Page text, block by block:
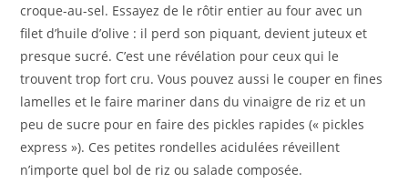
croque-au-sel. Essayez de le rôtir entier au four avec un
filet d’huile d’olive : il perd son piquant, devient juteux et
presque sucré. C’est une révélation pour ceux qui le
trouvent trop fort cru. Vous pouvez aussi le couper en fines
lamelles et le faire mariner dans du vinaigre de riz et un
peu de sucre pour en faire des pickles rapides (« pickles
express »). Ces petites rondelles acidulées réveillent
n’importe quel bol de riz ou salade composée.